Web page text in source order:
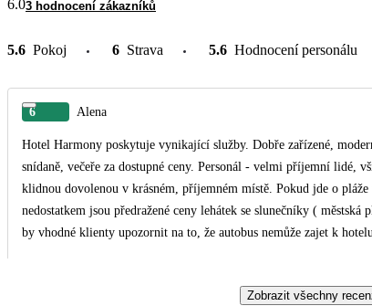
6.03 hodnocení zákazníků
5.6 Pokoj 6 Strava 5.6 Hodnocení personálu
6 Alena
Hotel Harmony poskytuje vynikající služby. Dobře zařízené,
snídaně, večeře za dostupné ceny. Personál - velmi příjemní lidé,
klidnou dovolenou v krásném, příjemném místě. Pokud jde o
nedostatkem jsou předražené ceny lehátek se slunečníky ( městská pláž 2
by vhodné klienty upozornit na to, že autobus nemůže zajet k
Zobrazit všechny